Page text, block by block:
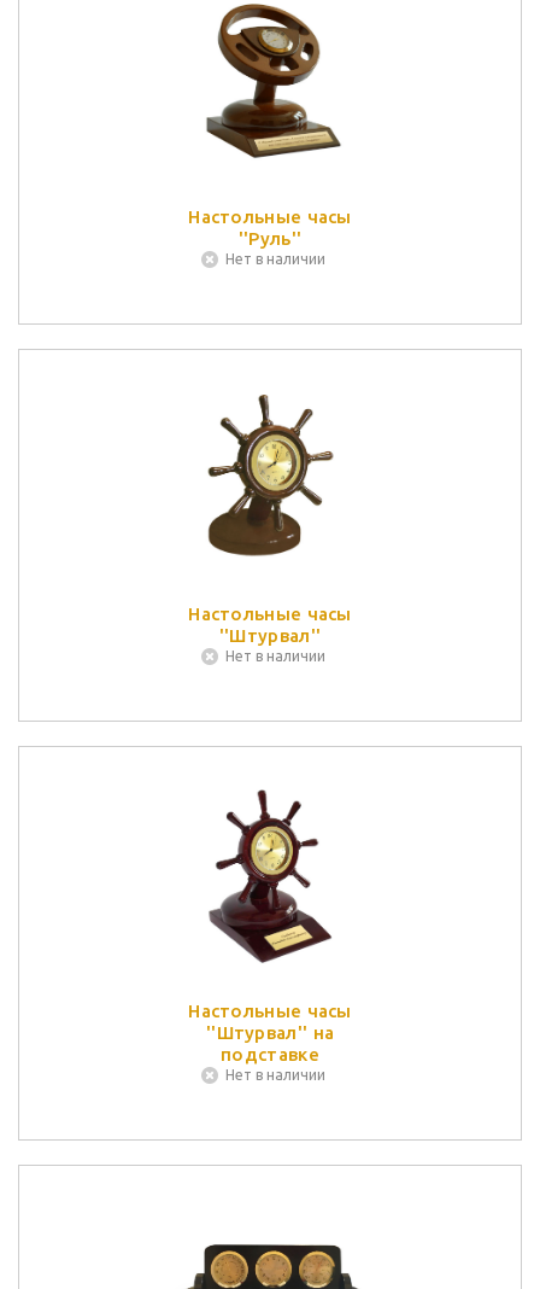
Настольные часы
''Руль''
Нет в наличии
Настольные часы
''Штурвал''
Нет в наличии
Настольные часы
''Штурвал'' на
подставке
Нет в наличии